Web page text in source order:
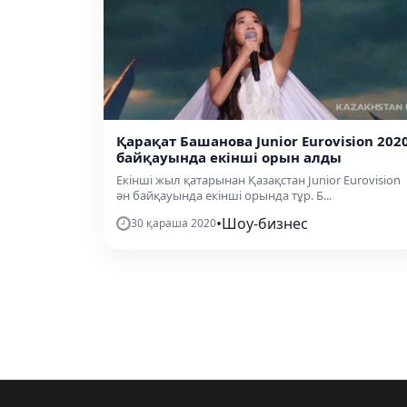
Қарақат Башанова Junior Eurovision
байқауында екінші орын алды
Екінші жыл қатарынан Қазақстан Junior Eurovision
ән байқауында екінші орында тұр. Б...
30 қараша 2020•Шоу-бизнес